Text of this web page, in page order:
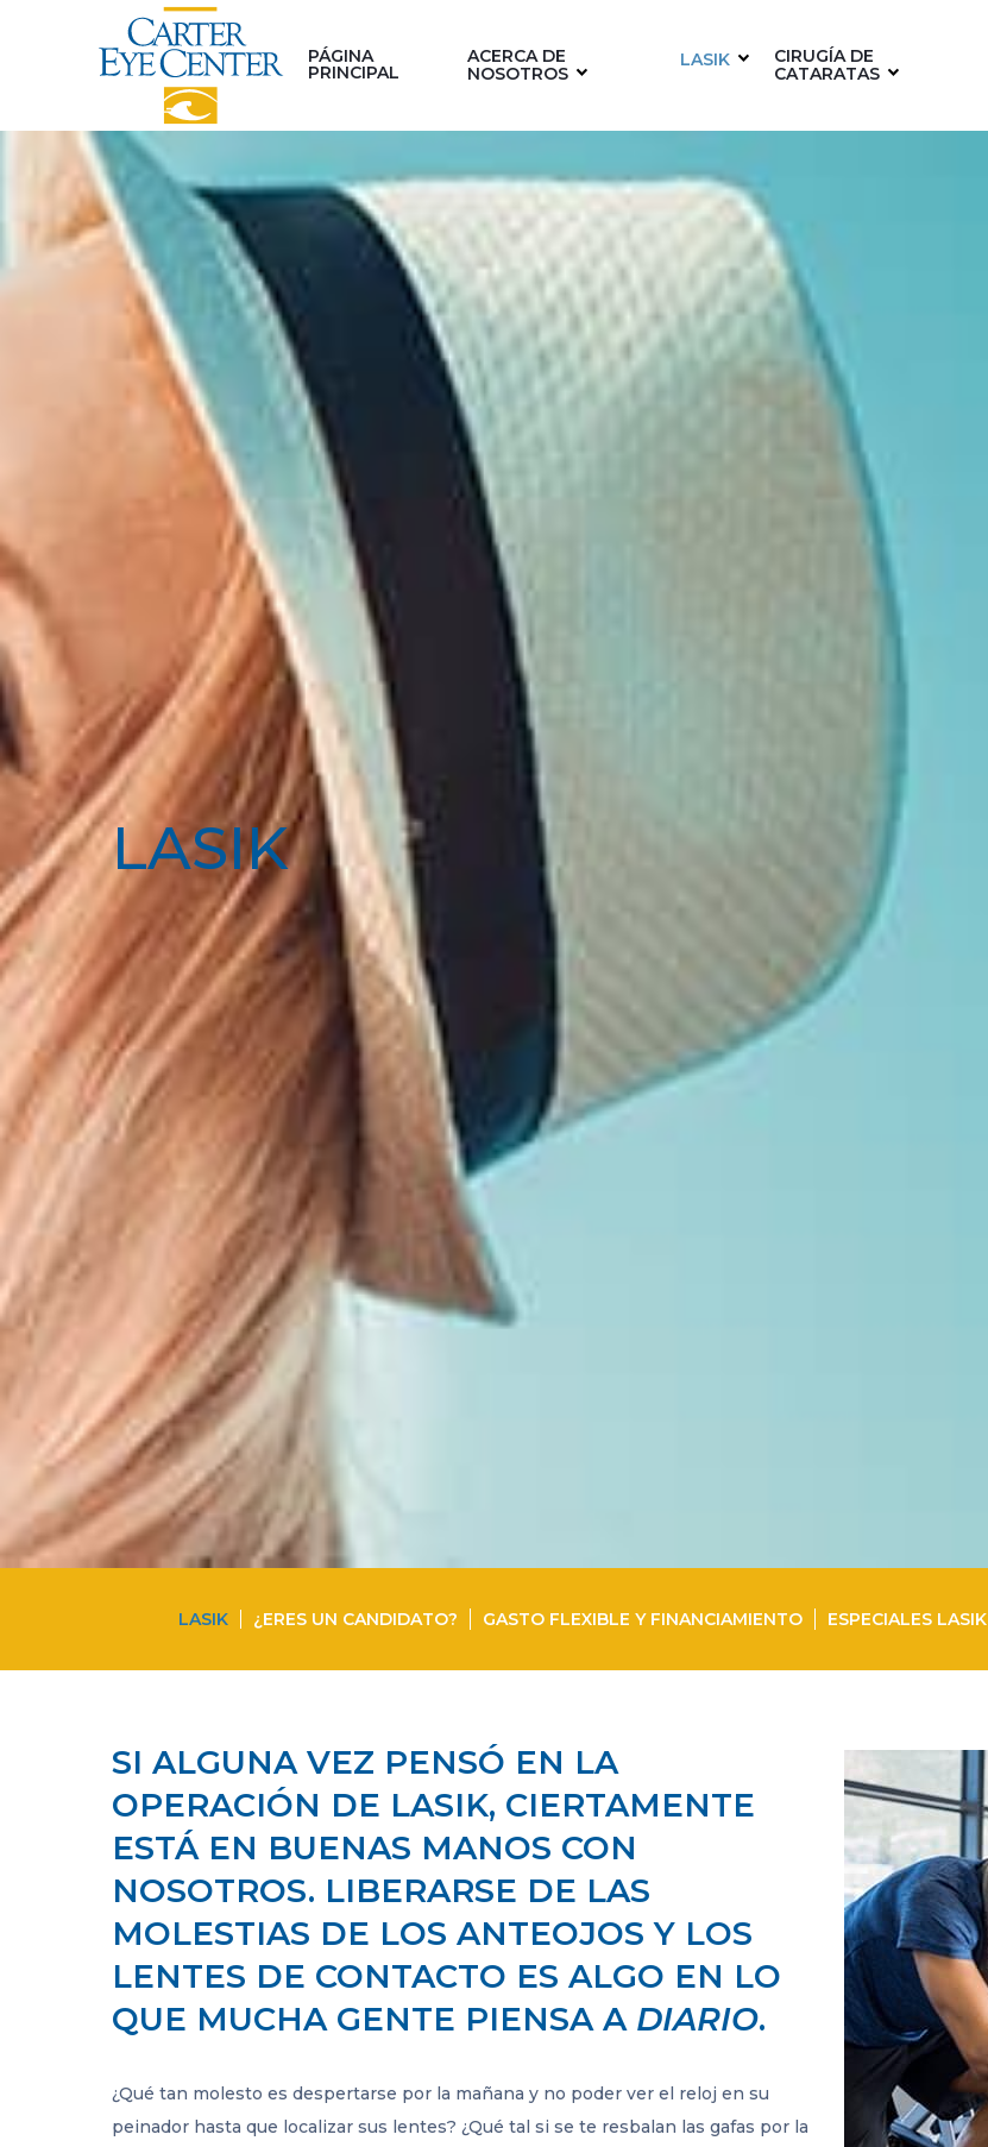
PÁGINA
PRINCIPAL
ACERCA DE
NOSOTROS
LASIK
CIRUGÍA DE
CATARATAS
LASIK
LASIK ¿ERES UN CANDIDATO? GASTO FLEXIBLE Y FINANCIAMIENTO ESPECIALES LASIK
SI ALGUNA VEZ PENSÓ EN LA
OPERACIÓN DE LASIK, CIERTAMENTE
ESTÁ EN BUENAS MANOS CON
NOSOTROS. LIBERARSE DE LAS
MOLESTIAS DE LOS ANTEOJOS Y LOS
LENTES DE CONTACTO ES ALGO EN LO
QUE MUCHA GENTE PIENSA A DIARIO.
¿Qué tan molesto es despertarse por la mañana y no poder ver el reloj en su
peinador hasta que localizar sus lentes? ¿Qué tal si se te resbalan las gafas por la